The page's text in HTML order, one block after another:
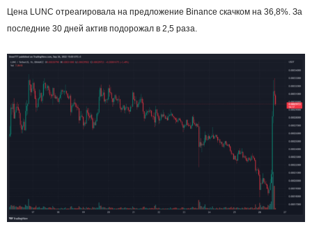
Цена LUNC отреагировала на предложение Binance скачком на 36,8%. За
последние 30 дней актив подорожал в 2,5 раза.